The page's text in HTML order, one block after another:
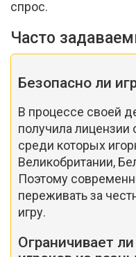
спрос.
Часто
Безопасно ли
В процессе своей
получила лицензии
среди которых
Великобритании,
Поэтому
переживать за
игру.
Ограничивает